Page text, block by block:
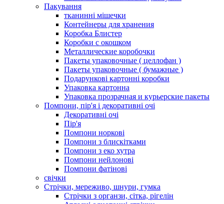
Пакування
тканинні мішечки
Контейнеры для хранения
Коробка Блистер
Коробки с окошком
Металлические коробочки
Пакеты упаковочные ( целлофан )
Пакеты упаковочные ( бумажные )
Подарункові картонні коробки
Упаковка картонна
Упаковка прозрачная и курьерские пакеты
Помпони, пір'я і декоративні очі
Декоративні очі
Пір'я
Помпони норкові
Помпони з блискітками
Помпони з еко хутра
Помпони нейлонові
Помпони фатінові
свічки
Стрічки, мереживо, шнури, гумка
Стрічки з органзи, сітка, рігелін